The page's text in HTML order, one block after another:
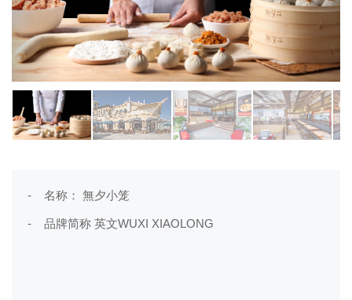
- 名称： 無夕小笼
- 品牌简称 英文WUXI XIAOLONG